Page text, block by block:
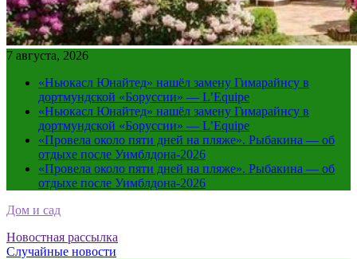
7 августа, 2026
«Ньюкасл Юнайтед» нашёл замену Гимарайнсу в
дортмундской «Боруссии» — L’Equipe
«Ньюкасл Юнайтед» нашёл замену Гимарайнсу в
дортмундской «Боруссии» — L’Equipe
«Провела около пяти дней на пляже». Рыбакина — об
отдыхе после Уимблдона-2026
«Провела около пяти дней на пляже». Рыбакина — об
отдыхе после Уимблдона-2026
Дом и сад
Новостная рассылка
Случайные новости